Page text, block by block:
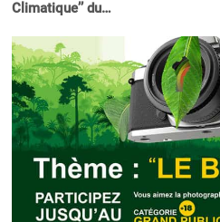
Climatique’’ du…